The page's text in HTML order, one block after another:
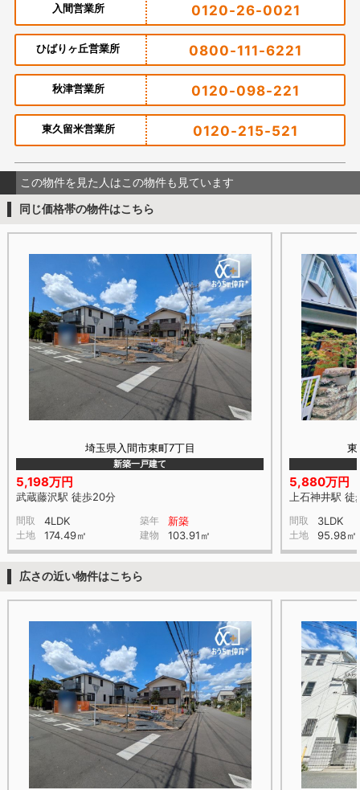
入間営業所 0120-26-0021
ひばりヶ丘営業所 0800-111-6221
秋津営業所 0120-098-221
東久留米営業所 0120-215-521
この物件を見た人はこの物件も見ています
同じ価格帯の物件はこちら
埼玉県入間市東町7丁目
新築一戸建て
5,198万円
武蔵藤沢駅 徒歩20分
間取 4LDK 築年 新築
土地 174.49㎡ 建物 103.91㎡
東
5,880万円
上石神井駅 徒
間取 3LDK
土地 95.98㎡
広さの近い物件はこちら